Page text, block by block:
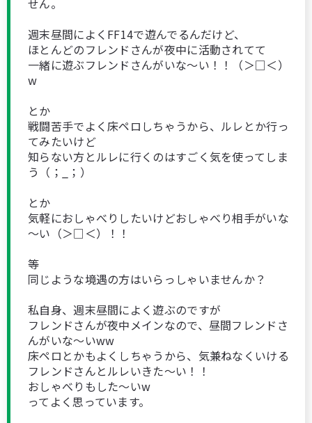
せん。
週末昼間によくFF14で遊んでるんだけど、
ほとんどのフレンドさんが夜中に活動されてて
一緒に遊ぶフレンドさんがいな～い！！（＞□＜）
w
とか
戦闘苦手でよく床ペロしちゃうから、ルレとか行っ
てみたいけど
知らない方とルレに行くのはすごく気を使ってしま
う（；_；）
とか
気軽におしゃべりしたいけどおしゃべり相手がいな
～い（＞□＜）！！
等
同じような境遇の方はいらっしゃいませんか？
私自身、週末昼間によく遊ぶのですが
フレンドさんが夜中メインなので、昼間フレンドさ
んがいな～いww
床ペロとかもよくしちゃうから、気兼ねなくいける
フレンドさんとルレいきた～い！！
おしゃべりもした～いw
ってよく思っています。